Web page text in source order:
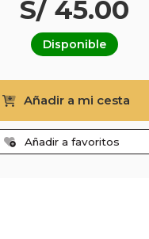
S/ 45.00
Disponible
Añadir a mi cesta
Añadir a favoritos